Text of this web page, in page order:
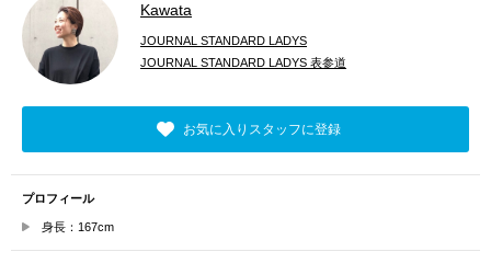
Kawata
JOURNAL STANDARD LADYS
JOURNAL STANDARD LADYS 表参道
お気に入りスタッフに登録
プロフィール
身長：167cm